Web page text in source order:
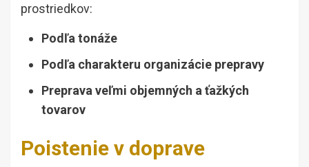
prostriedkov:
Podľa tonáže
Podľa charakteru organizácie prepravy
Preprava veľmi objemných a ťažkých
tovarov
Poistenie v doprave